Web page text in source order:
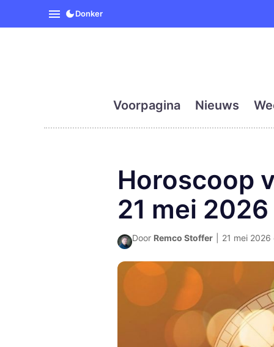
SpanjeVandaag is de
Donker
Voorpagina Nieuws
Horoscoop
21 mei 2026
Door Remco Stoffer 21 mei